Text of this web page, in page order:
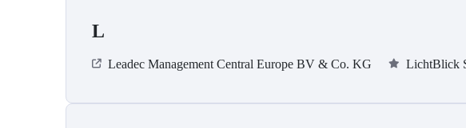
L
Leadec Management Central Europe BV & Co. KG LichtBlick